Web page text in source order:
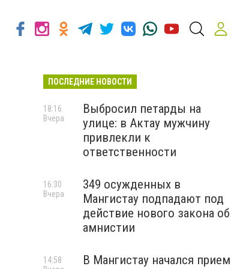
ПОСЛЕДНИЕ НОВОСТИ
Выбросил петарды на
улице: в Актау мужчину
привлекли к
ответственности
18:16
Вчера
349 осужденных в
Мангистау подпадают под
действие нового закона об
амнистии
16:30
Вчера
В Мангистау начался прием
14:58